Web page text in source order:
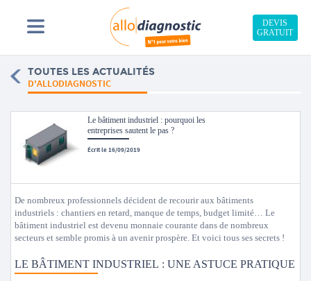
DEVIS
GRATUIT
TOUTES LES ACTUALITÉS
D'ALLODIAGNOSTIC
Le bâtiment industriel : pourquoi les
entreprises sautent le pas ?
Écrit le 16/09/2019
De nombreux professionnels décident de recourir aux bâtiments
industriels : chantiers en retard, manque de temps, budget limité… Le
bâtiment industriel est devenu monnaie courante dans de nombreux
secteurs et semble promis à un avenir prospère. Et voici tous ses secrets !
LE BÂTIMENT INDUSTRIEL : UNE ASTUCE PRATIQUE